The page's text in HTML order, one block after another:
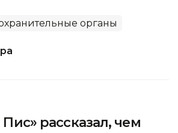
органы
рассказал, чем